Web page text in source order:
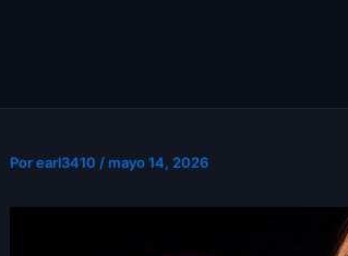
Porearl3410 /mayo 14, 2026